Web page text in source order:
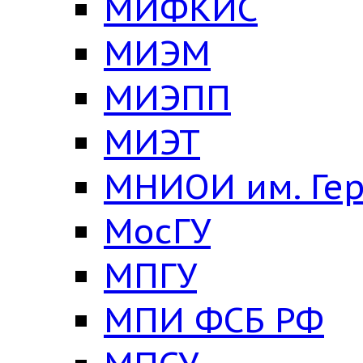
МИЭМ
МИЭПП
МИЭТ
МНИОИ им.
МосГУ
МПГУ
МПИ ФСБ РФ